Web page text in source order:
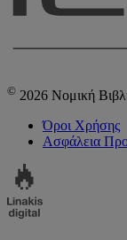
© 2026 Νομική
Όροι Χρήσης
Ασφάλεια